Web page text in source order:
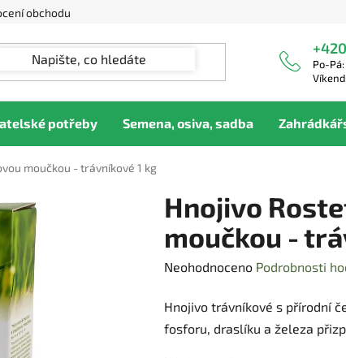
obchodu
Po-
potřeby Semena, osiva, sadba
moučkou - trávníkové 1 kg
Hnojivo
moučkou -
Průměrné
produktu
je
Neohodnoceno Podrobnosti
Hnojivo trávníkové s přírodní
fosforu, draslíku a železa